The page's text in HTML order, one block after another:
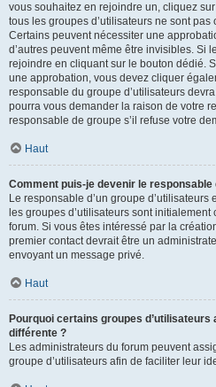
vous souhaitez en rejoindre un, cliquez
tous les groupes d’utilisateurs ne sont
Certains peuvent nécessiter une
d’autres peuvent même être invisibles. Si
rejoindre en cliquant sur le bouton dédié.
une approbation, vous devez cliquer
responsable du groupe d’utilisateurs
pourra vous demander la raison de votre
responsable de groupe s’il refuse votre
Haut
Comment puis-je devenir le responsable
Le responsable d’un groupe
les groupes d’utilisateurs sont
forum. Si vous êtes intéressé par la
premier contact devrait être un
envoyant un message privé.
Haut
Pourquoi certains groupes
différente ?
Les administrateurs du forum peuvent
groupe d’utilisateurs afin de faciliter leur